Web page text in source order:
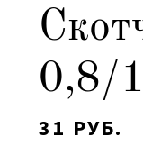
0,8/
31 РУБ.